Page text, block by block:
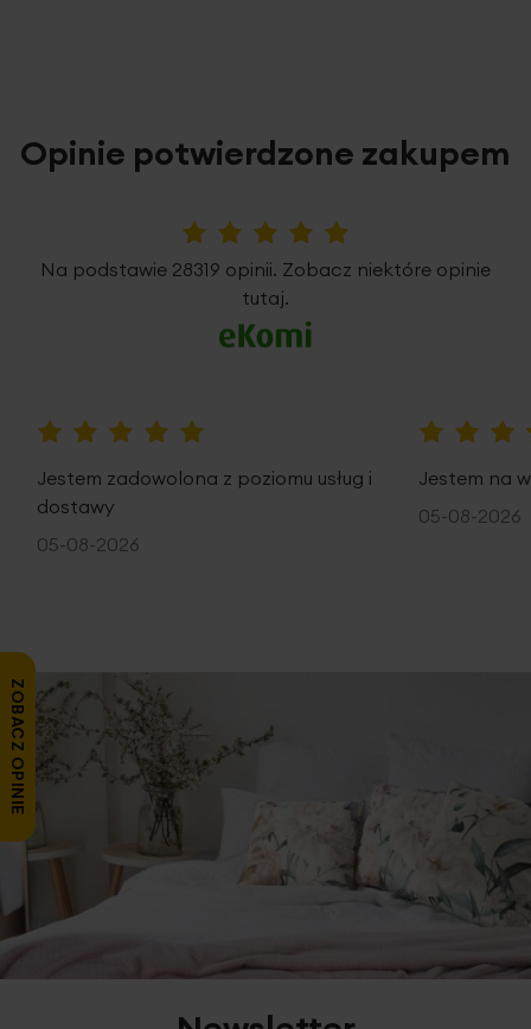
Opinie potwierdzone zakupem
Na podstawie 28319 opinii. Zobacz niektóre opinie
tutaj.
Jestem zadowolona z poziomu usług i
dostawy
05-08-2026
Jestem na
05-08-2026
ZOBACZ OPINIE